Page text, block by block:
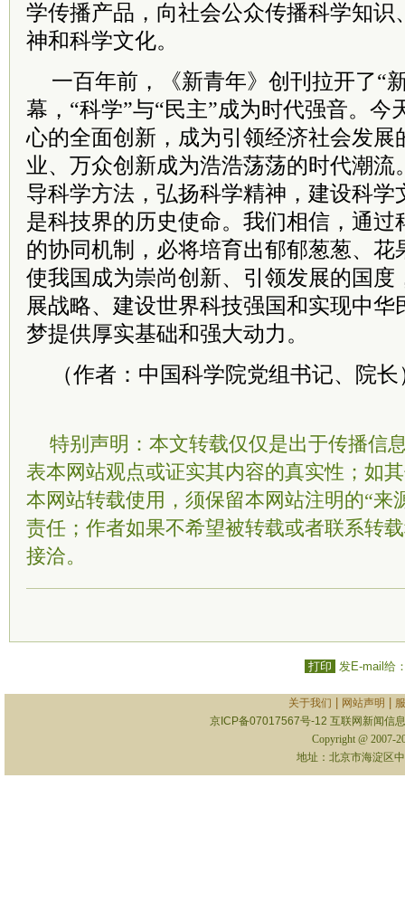
学传播产品，向社会公众传播科学知识
神和科学文化。
一百年前，《新青年》创刊拉开了“
幕，“科学”与“民主”成为时代强音。今
心的全面创新，成为引领经济社会发展
业、万众创新成为浩浩荡荡的时代潮流
导科学方法，弘扬科学精神，建设科学
是科技界的历史使命。我们相信，通过
的协同机制，必将培育出郁郁葱葱、花
使我国成为崇尚创新、引领发展的国度
展战略、建设世界科技强国和实现中华
梦提供厚实基础和强大动力。
（作者：中国科学院党组书记、院长
特别声明：本文转载仅仅是出于传播信
表本网站观点或证实其内容的真实性；如
本网站转载使用，须保留本网站注明的“来
责任；作者如果不希望被转载或者联系转
接洽。
打印 发E-mail给
关于我们 网站声明
京ICP备07017567号-12 互联网新闻信
Copyright @ 2007-
地址：北京市海淀区